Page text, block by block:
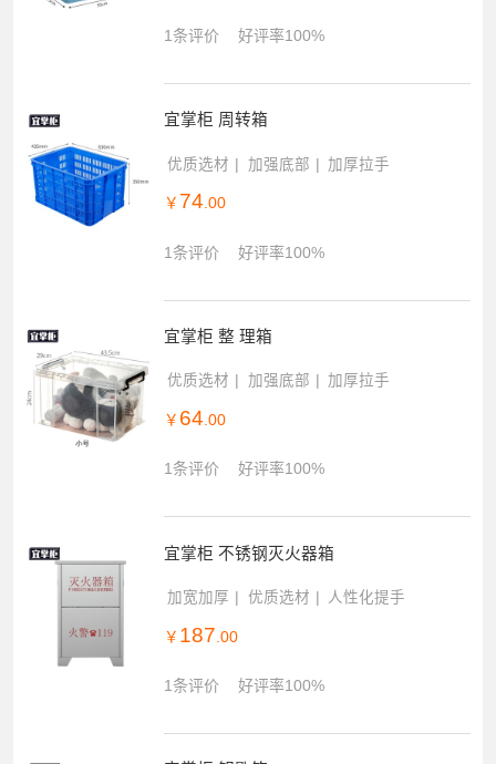
1条评价 好评率100%
宜掌柜 周转箱
优质选材 加强底部 加厚拉手
￥ 74.00
1条评价 好评率100%
宜掌柜 整 理箱
优质选材 加强底部 加厚拉手
￥ 64.00
1条评价 好评率100%
宜掌柜 不锈钢灭火器箱
加宽加厚 优质选材 人性化提手
￥ 187 .00
1条评价 好评率100%